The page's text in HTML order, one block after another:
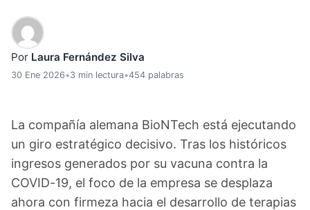
Por Laura Fernández Silva
30 Ene 2026•3 min lectura•454 palabras
La compañía alemana BioNTech está ejecutando
un giro estratégico decisivo. Tras los históricos
ingresos generados por su vacuna contra la
COVID-19, el foco de la empresa se desplaza
ahora con firmeza hacia el desarrollo de terapias